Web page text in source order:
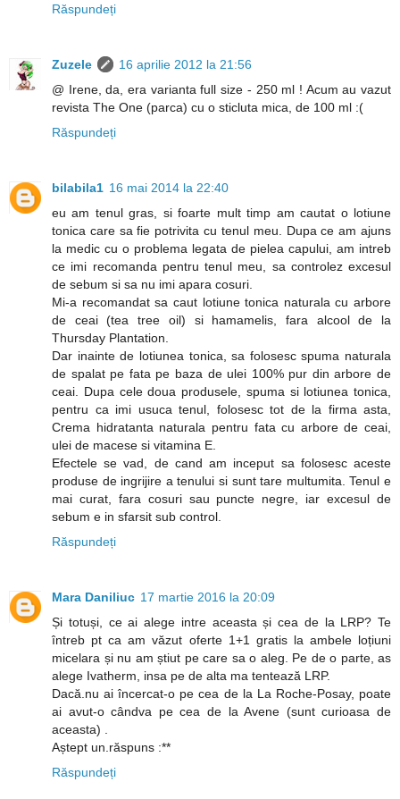
Răspundeți
Zuzele
16 aprilie 2012 la 21:56
@ Irene, da, era varianta full size - 250 ml ! Acum au vazut
revista The One (parca) cu o sticluta mica, de 100 ml :(
Răspundeți
bilabila1 16 mai 2014 la 22:40
eu am tenul gras, si foarte mult timp am cautat o lotiune
tonica care sa fie potrivita cu tenul meu. Dupa ce am ajuns
la medic cu o problema legata de pielea capului, am intreb
ce imi recomanda pentru tenul meu, sa controlez excesul
de sebum si sa nu imi apara cosuri.
Mi-a recomandat sa caut lotiune tonica naturala cu arbore
de ceai (tea tree oil) si hamamelis, fara alcool de la
Thursday Plantation.
Dar inainte de lotiunea tonica, sa folosesc spuma naturala
de spalat pe fata pe baza de ulei 100% pur din arbore de
ceai. Dupa cele doua produsele, spuma si lotiunea tonica,
pentru ca imi usuca tenul, folosesc tot de la firma asta,
Crema hidratanta naturala pentru fata cu arbore de ceai,
ulei de macese si vitamina E.
Efectele se vad, de cand am inceput sa folosesc aceste
produse de ingrijire a tenului si sunt tare multumita. Tenul e
mai curat, fara cosuri sau puncte negre, iar excesul de
sebum e in sfarsit sub control.
Răspundeți
Mara Daniliuc 17 martie 2016 la 20:09
Și totuși, ce ai alege intre aceasta și cea de la LRP? Te
întreb pt ca am văzut oferte 1+1 gratis la ambele loțiuni
micelara și nu am știut pe care sa o aleg. Pe de o parte, as
alege Ivatherm, insa pe de alta ma tentează LRP.
Dacă.nu ai încercat-o pe cea de la La Roche-Posay, poate
ai avut-o cândva pe cea de la Avene (sunt curioasa de
aceasta) .
Aștept un.răspuns :**
Răspundeți